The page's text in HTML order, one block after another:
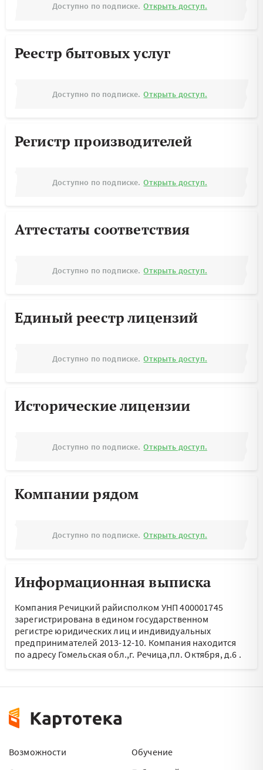
Доступно по подписке. Открыть доступ.
Реестр бытовых услуг
Доступно по подписке. Открыть доступ.
Регистр производителей
Доступно по подписке. Открыть доступ.
Аттестаты соответствия
Доступно по подписке. Открыть доступ.
Единый реестр лицензий
Доступно по подписке. Открыть доступ.
Исторические лицензии
Доступно по подписке. Открыть доступ.
Компании рядом
Доступно по подписке. Открыть доступ.
Информационная выписка
Компания Речицкий райисполком УНП 400001745
зарегистрирована в едином государственном
регистре юридических лиц и индивидуальных
предпринимателей 2013-12-10. Компания находится
по адресу Гомельская обл.,г. Речица,пл. Октября, д.6 .
Возможности
Обучение